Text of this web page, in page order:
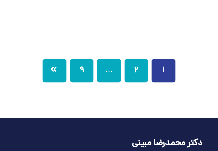
1
2
…
9
دکتر محمدرضا مبینی